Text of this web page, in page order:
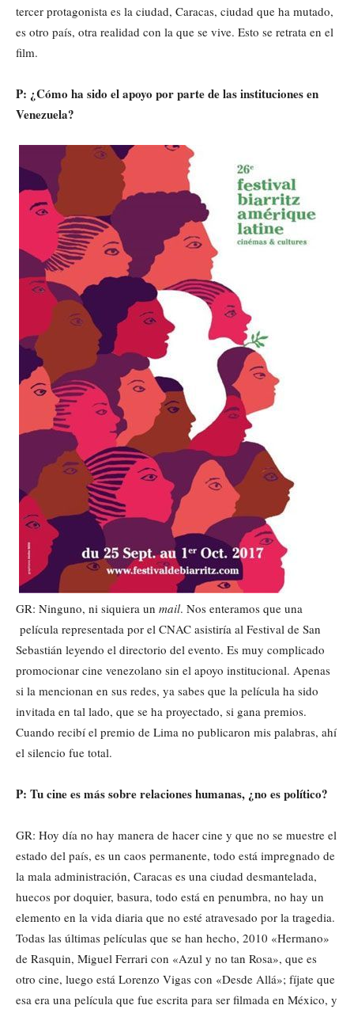
tercer protagonista es la ciudad, Caracas, ciudad que ha mutado,
es otro país, otra realidad con la que se vive. Esto se retrata en el
film.
P: ¿Cómo ha sido el apoyo por parte de las instituciones en
Venezuela?
GR: Ninguno, ni siquiera un mail. Nos enteramos que una
película representada por el CNAC asistiría al Festival de San
Sebastián leyendo el directorio del evento. Es muy complicado
promocionar cine venezolano sin el apoyo institucional. Apenas
si la mencionan en sus redes, ya sabes que la película ha sido
invitada en tal lado, que se ha proyectado, si gana premios.
Cuando recibí el premio de Lima no publicaron mis palabras, ahí
el silencio fue total.
P: Tu cine es más sobre relaciones humanas, ¿no es político?
GR: Hoy día no hay manera de hacer cine y que no se muestre el
estado del país, es un caos permanente, todo está impregnado de
la mala administración, Caracas es una ciudad desmantelada,
huecos por doquier, basura, todo está en penumbra, no hay un
elemento en la vida diaria que no esté atravesado por la tragedia.
Todas las últimas películas que se han hecho, 2010 «Hermano»
de Rasquin, Miguel Ferrari con «Azul y no tan Rosa», que es
otro cine, luego está Lorenzo Vigas con «Desde Allá»; fíjate que
esa era una película que fue escrita para ser filmada en México, y